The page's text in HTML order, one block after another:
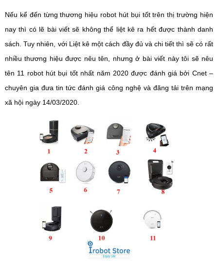
Nếu kể đến từng thương hiệu robot hút bụi tốt trên thị trường hiện
nay thì có lẽ bài viết sẽ không thể liệt kê ra hết được thành danh
sách. Tuy nhiên, với Liệt kê một cách đầy đủ và chi tiết thì sẽ có rất
nhiều thương hiệu được nêu tên, nhưng ở bài viết này tôi sẽ nêu
tên 11 robot hút bụi tốt nhất năm 2020 được đánh giá bởi Cnet –
chuyên gia đưa tin tức đánh giá công nghệ và đăng tải trên mạng
xã hội ngày 14/03/2020.